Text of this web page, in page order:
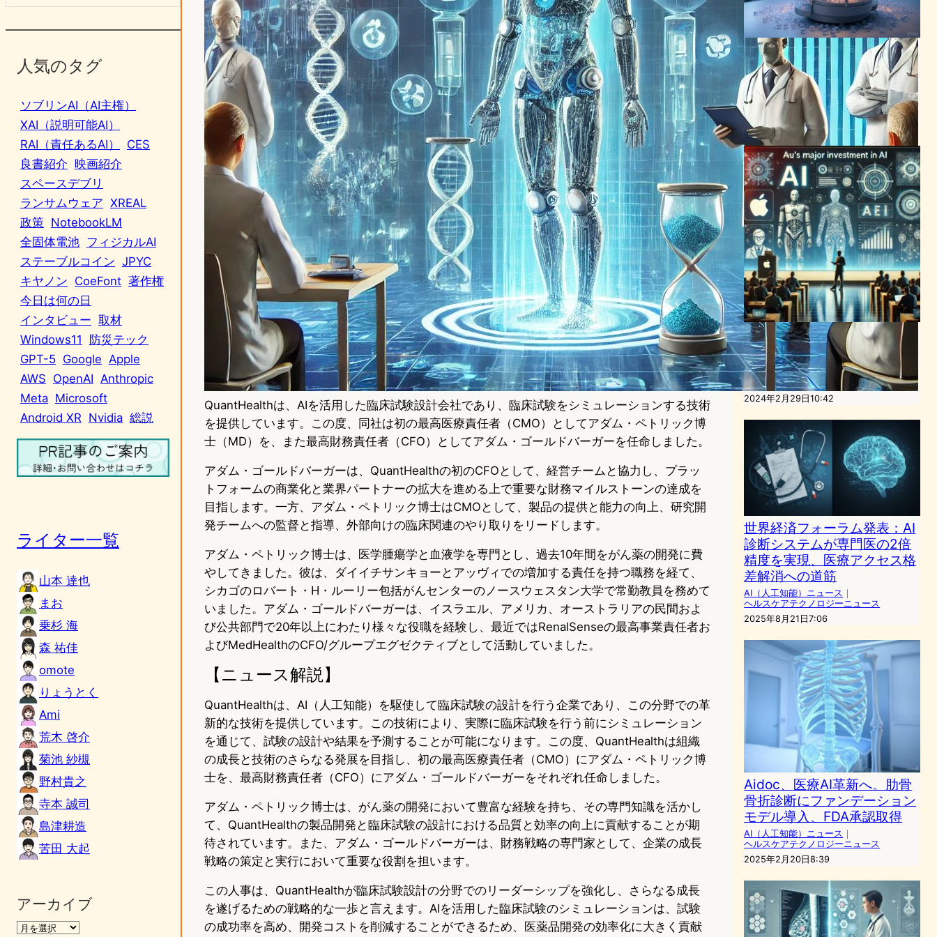
人気のタグ
ソブリンAI（AI主権）
XAI（説明可能AI）
RAI（責任あるAI）
CES
良書紹介 映画紹介
スペースデブリ
ランサムウェア XREAL
政策 NotebookLM
全固体電池 フィジカルAI
ステーブルコイン JPYC
キヤノン CoeFont 著作権
今日は何の日
インタビュー 取材
Windows11
防災テック
GPT-5 Google Apple
AWS OpenAI Anthropic
Meta Microsoft
Android XR Nvidia 総説
ライター一覧
山本 達也
まお
乗杉 海
森 祐佳
omote
りょうとく
Ami
荒木 啓介
菊池 紗槻
野村貴之
寺本 誠司
島津耕造
苦田 大起
アーカイブ
QuantHealthは、AIを活用した臨床試験設計会社であり、臨床試験をシミュレーションする技術
を提供しています。この度、同社は初の最高医療責任者（CMO）としてアダム・ペトリック博
士（MD）を、また最高財務責任者（CFO）としてアダム・ゴールドバーガーを任命しました。
アダム・ゴールドバーガーは、QuantHealthの初のCFOとして、経営チームと協力し、プラッ
トフォームの商業化と業界パートナーの拡大を進める上で重要な財務マイルストーンの達成を
目指します。一方、アダム・ペトリック博士はCMOとして、製品の提供と能力の向上、研究開
発チームへの監督と指導、外部向けの臨床関連のやり取りをリードします。
アダム・ペトリック博士は、医学腫瘍学と血液学を専門とし、過去10年間をがん薬の開発に費
やしてきました。彼は、ダイイチサンキョーとアッヴィでの増加する責任を持つ職務を経て、
シカゴのロバート・H・ルーリー包括がんセンターのノースウェスタン大学で常勤教員を務めて
いました。アダム・ゴールドバーガーは、イスラエル、アメリカ、オーストラリアの民間およ
び公共部門で20年以上にわたり様々な役職を経験し、最近ではRenalSenseの最高事業責任者お
よびMedHealthのCFO/グループエグゼクティブとして活動していました。
【ニュース解説】
QuantHealthは、AI（人工知能）を駆使して臨床試験の設計を行う企業であり、この分野での革
新的な技術を提供しています。この技術により、実際に臨床試験を行う前にシミュレーション
を通じて、試験の設計や結果を予測することが可能になります。この度、QuantHealthは組織
の成長と技術のさらなる発展を目指し、初の最高医療責任者（CMO）にアダム・ペトリック博
士を、最高財務責任者（CFO）にアダム・ゴールドバーガーをそれぞれ任命しました。
アダム・ペトリック博士は、がん薬の開発において豊富な経験を持ち、その専門知識を活かし
て、QuantHealthの製品開発と臨床試験の設計における品質と効率の向上に貢献することが期
待されています。また、アダム・ゴールドバーガーは、財務戦略の専門家として、企業の成長
戦略の策定と実行において重要な役割を担います。
この人事は、QuantHealthが臨床試験設計の分野でのリーダーシップを強化し、さらなる成長
を遂げるための戦略的な一歩と言えます。AIを活用した臨床試験のシミュレーションは、試験
の成功率を高め、開発コストを削減することができるため、医薬品開発の効率化に大きく貢献
巨大分子シミュレーション革
新：グラフ理論とAIが拓く創
薬・生命科学の最前線
AI（人工知能）ニュース｜
バイオテクノロジーニュース
2025年5月12日11:39
Apple、AIへの大規模投資を
発表: ティム・クックが技術
革新の未来を描く
AI（人工知能）ニュース
2024年2月29日10:42
世界経済フォーラム発表：AI
診断システムが専門医の2倍
精度を実現、医療アクセス格
差解消への道筋
AI（人工知能）ニュース ｜
ヘルスケアテクノロジーニュース
2025年8月21日7:06
Aidoc、医療AI革新へ。肋骨
骨折診断にファンデーション
モデル導入、FDA承認取得
AI（人工知能）ニュース ｜
ヘルスケアテクノロジーニュース
2025年2月20日8:39